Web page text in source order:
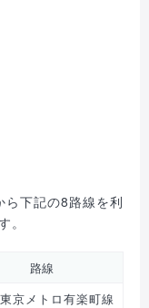
ら下記の8路線を利
。
路線
東京メトロ有楽町線